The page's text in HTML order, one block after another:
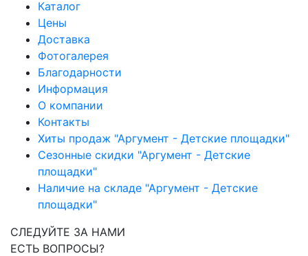
Каталог
Цены
Доставка
Фотогалерея
Благодарности
Информация
О компании
Контакты
Хиты продаж "Аргумент - Детские площадки"
Сезонные скидки "Аргумент - Детские
площадки"
Наличие на складе "Аргумент - Детские
площадки"
СЛЕДУЙТЕ ЗА НАМИ
ЕСТЬ ВОПРОСЫ?